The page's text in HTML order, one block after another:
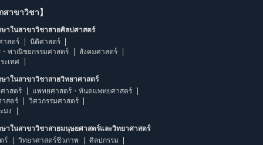
าขาวิชา】
าในสาขาวิชาสายศิลปศาสตร์
าสตร์
นิติศาสตร์
・พาณิชยกรรมศาสตร์
สังคมศาสตร์
ะเทศ
าในสาขาวิชาสายวิทยาศาสตร์
าสตร์
แพทยศาสตร์・ทันตแพทยศาสตร์
สตร์
วิศวกรรมศาสตร์
มง
าในสาขาวิชาสายมนุษยศาสตร์และวิทยาศาสตร์
ร์
วิทยาศาสตร์ชีวภาพ
ศิลปกรรม